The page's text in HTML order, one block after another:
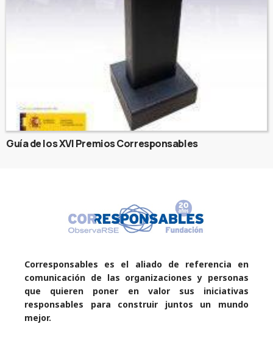
Guía de los XVI Premios Corresponsables
Corresponsables es el aliado de referencia en
comunicación de las organizaciones y personas
que quieren poner en valor sus iniciativas
responsables para construir juntos un mundo
mejor.